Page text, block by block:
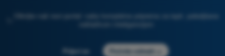
Otkrijte naš novi portal: vaša kompletna priprema za ispit, poboljšana
Prijavi se Počnite odmah